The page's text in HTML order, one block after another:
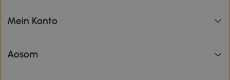
Mein Konto
Aosom